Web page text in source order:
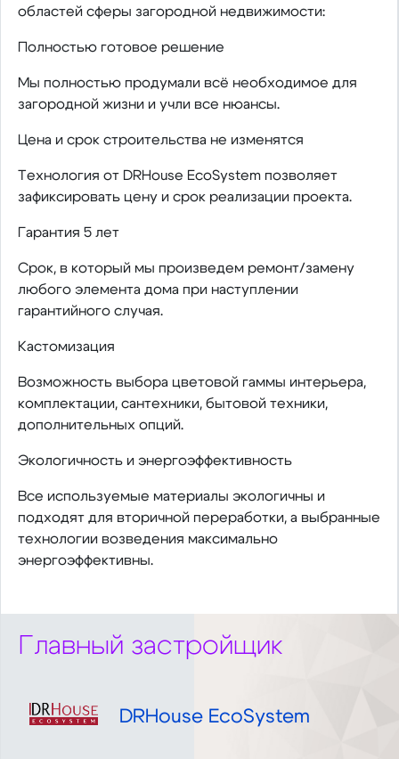
областей сферы загородной недвижимости:
Полностью готовое решение
Мы полностью продумали всё необходимое для
загородной жизни и учли все нюансы.
Цена и срок строительства не изменятся
Технология от DRHouse EcoSystem позволяет
зафиксировать цену и срок реализации проекта.
Гарантия 5 лет
Срок, в который мы произведем ремонт/замену
любого элемента дома при наступлении
гарантийного случая.
Кастомизация
Возможность выбора цветовой гаммы интерьера,
комплектации, сантехники, бытовой техники,
дополнительных опций.
Экологичность и энергоэффективность
Все используемые материалы экологичны и
подходят для вторичной переработки, а выбранные
технологии возведения максимально
энергоэффективны.
Главный застройщик
DRHouse EcoSystem